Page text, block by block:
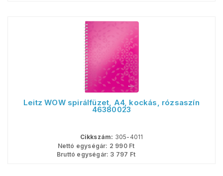
Leitz WOW spirálfüzet, A4, kockás, rózsaszín
46380023
Cikkszám: 305-4011
Nettó egységár: 2 990Ft
Bruttó egységár: 3 797 Ft